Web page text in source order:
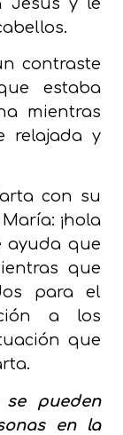
contraste
estaba
mientras
relajada y
con su
¡hola
ayuda que
que
para el
a los
que
pueden
en la